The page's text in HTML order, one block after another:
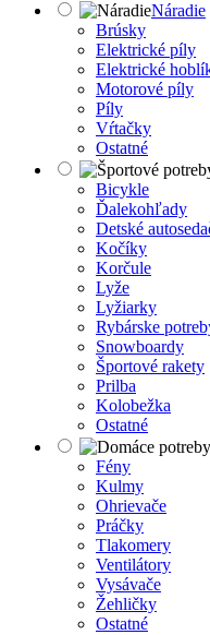
Náradie
Brúsky
Elektrické píly
Elektrické
Motorové píly
Píly
Vŕtačky
Ostatné
Bicykle
Ďalekohľady
Detské
Kočíky
Korčule
Lyže
Lyžiarky
Rybárske
Snowboardy
Športové rakety
Prilba
Kolobežka
Ostatné
Fény
Kulmy
Ohrievače
Práčky
Tlakomery
Ventilátory
Vysávače
Žehličky
Ostatné